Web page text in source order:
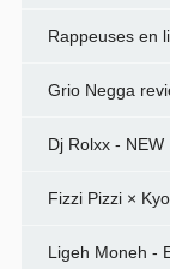
Rappeuses en
Grio Negga
Dj Rolxx - NEW
Fizzi Pizzi ×
Ligeh Moneh -